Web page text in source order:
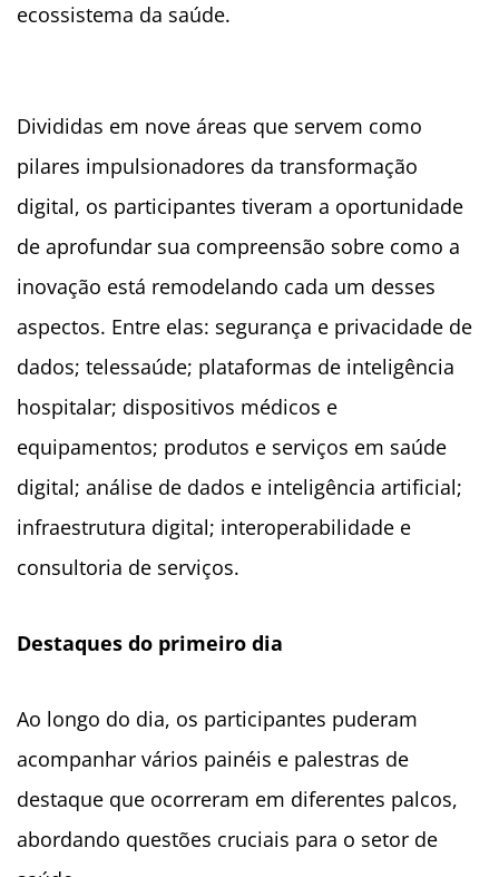
ecossistema da saúde.
Divididas em nove áreas que servem como
pilares impulsionadores da transformação
digital, os participantes tiveram a oportunidade
de aprofundar sua compreensão sobre como a
inovação está remodelando cada um desses
aspectos. Entre elas: segurança e privacidade de
dados; telessaúde; plataformas de inteligência
hospitalar; dispositivos médicos e
equipamentos; produtos e serviços em saúde
digital; análise de dados e inteligência artificial;
infraestrutura digital; interoperabilidade e
consultoria de serviços.
Destaques do primeiro dia
Ao longo do dia, os participantes puderam
acompanhar vários painéis e palestras de
destaque que ocorreram em diferentes palcos,
abordando questões cruciais para o setor de